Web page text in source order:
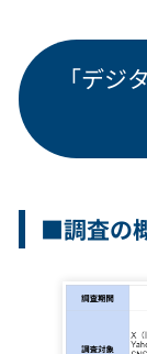
「デジ
■調査の